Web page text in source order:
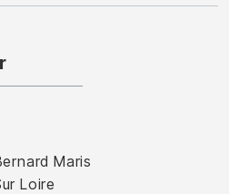
Maris
Loire